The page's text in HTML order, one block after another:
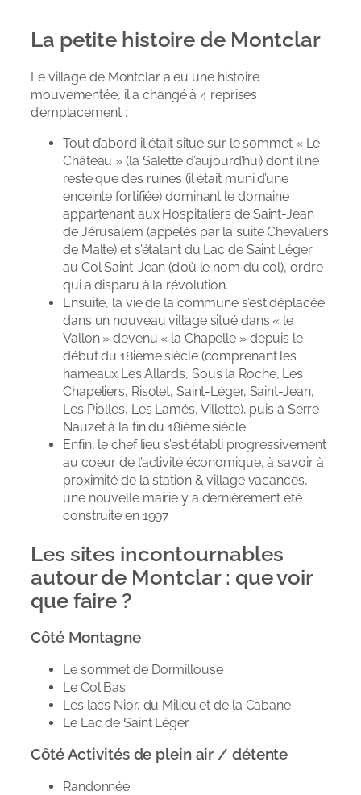
La petite histoire de Montclar
Le village de Montclar a eu une histoire
mouvementée, il a changé à 4 reprises
d’emplacement :
Tout d’abord il était situé sur le sommet « Le
Château » (la Salette d’aujourd’hui) dont il ne
reste que des ruines (il était muni d’une
enceinte fortifiée) dominant le domaine
appartenant aux Hospitaliers de Saint-Jean
de Jérusalem (appelés par la suite Chevaliers
de Malte) et s’étalant du Lac de Saint Léger
au Col Saint-Jean (d’où le nom du col), ordre
qui a disparu à la révolution.
Ensuite, la vie de la commune s’est déplacée
dans un nouveau village situé dans « le
Vallon » devenu « la Chapelle » depuis le
début du 18ième siècle (comprenant les
hameaux Les Allards, Sous la Roche, Les
Chapeliers, Risolet, Saint-Léger, Saint-Jean,
Les Piolles, Les Lamés, Villette), puis à Serre-
Nauzet à la fin du 18ième siècle
Enfin, le chef lieu s’est établi progressivement
au coeur de l’activité économique, à savoir à
proximité de la station & village vacances,
une nouvelle mairie y a dernièrement été
construite en 1997
Les sites incontournables
autour de Montclar : que voir
que faire ?
Côté Montagne
Le sommet de Dormillouse
Le Col Bas
Les lacs Nior, du Milieu et de la Cabane
Le Lac de Saint Léger
Côté Activités de plein air / détente
Randonnée